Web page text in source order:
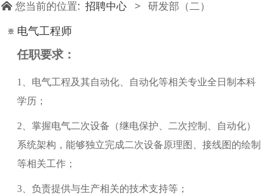
您当前的位置: 招聘中心 > 研发部（二）
电气工程师
任职要求：
1、电气工程及其自动化、自动化等相关专业全日制本科
学历；
2、掌握电气二次设备（继电保护、二次控制、自动化）
系统架构，能够独立完成二次设备原理图、接线图的绘制
等相关工作；
3、负责提供与生产相关的技术支持等；